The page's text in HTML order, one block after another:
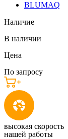
BLUMAQ
Наличие
В наличии
Цена
По запросу
высокая скорость
нашей работы